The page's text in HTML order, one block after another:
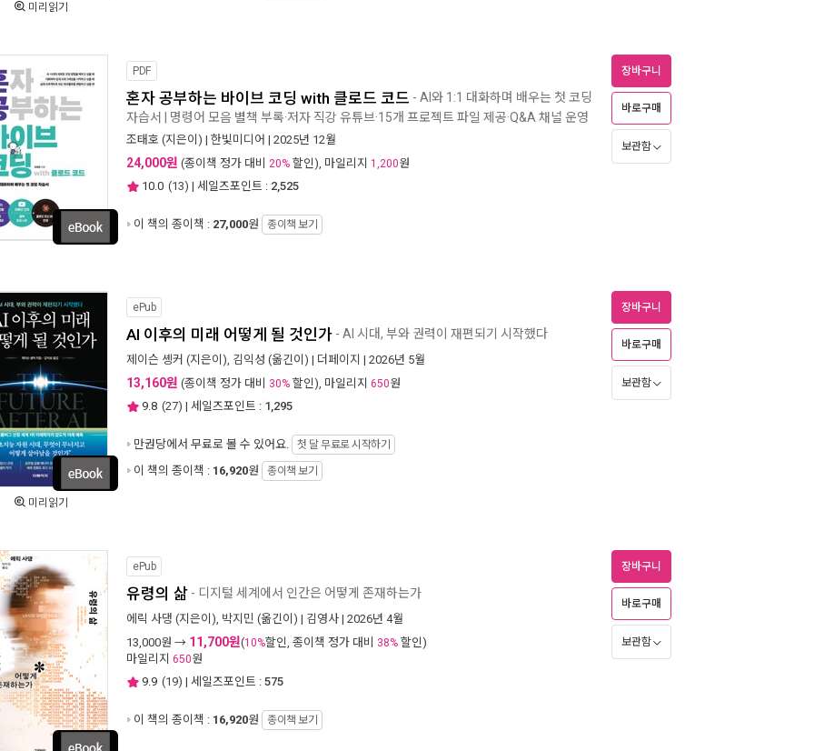
미리읽기
PDF
혼자 공부하는 바이브 코딩 with 클로드 코드 - AI와 1:1 대화하며 배우는 첫 코딩
자습서 | 명령어 모음 별책 부록·저자 직강 유튜브·15개 프로젝트 파일 제공·Q&A 채널 운영
조태호 (지은이) | 한빛미디어 | 2025년 12월
24,000원 (종이책 정가 대비 20% 할인), 마일리지 1,200원
10.0 (13) | 세일즈포인트 : 2,525
이 책의 종이책 : 27,000원 종이책 보기
장바구니
바로구매
보관함
미리읽기
ePub
AI 이후의 미래 어떻게 될 것인가 - AI 시대, 부와 권력이 재편되기 시작했다
제이슨 솅커 (지은이), 김익성 (옮긴이) | 더페이지 | 2026년 5월
13,160원 (종이책 정가 대비 30% 할인), 마일리지 650원
9.8 (27) | 세일즈포인트 : 1,295
만권당에서 무료로 볼 수 있어요. 첫 달 무료로 시작하기
이 책의 종이책 : 16,920원 종이책 보기
장바구니
바로구매
보관함
ePub
유령의 삶 - 디지털 세계에서 인간은 어떻게 존재하는가
에릭 사댕 (지은이), 박지민 (옮긴이) | 김영사 | 2026년 4월
13,000원 → 11,700원(10%할인, 종이책 정가 대비 38% 할인)
마일리지 650원
9.9 (19) | 세일즈포인트 : 575
이 책의 종이책 : 16,920원 종이책 보기
장바구니
바로구매
보관함